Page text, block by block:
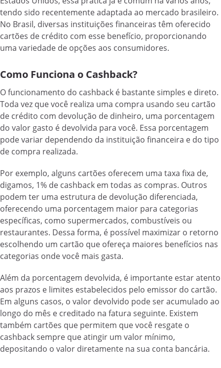
tendo sido recentemente adaptada ao mercado brasileiro.
No Brasil, diversas instituições financeiras têm oferecido
cartões de crédito com esse benefício, proporcionando
uma variedade de opções aos consumidores.
Como Funciona o Cashback?
O funcionamento do cashback é bastante simples e direto.
Toda vez que você realiza uma compra usando seu cartão
de crédito com devolução de dinheiro, uma porcentagem
do valor gasto é devolvida para você. Essa porcentagem
pode variar dependendo da instituição financeira e do tipo
de compra realizada.
Por exemplo, alguns cartões oferecem uma taxa fixa de,
digamos, 1% de cashback em todas as compras. Outros
podem ter uma estrutura de devolução diferenciada,
oferecendo uma porcentagem maior para categorias
específicas, como supermercados, combustíveis ou
restaurantes. Dessa forma, é possível maximizar o retorno
escolhendo um cartão que ofereça maiores benefícios nas
categorias onde você mais gasta.
Além da porcentagem devolvida, é importante estar atento
aos prazos e limites estabelecidos pelo emissor do cartão.
Em alguns casos, o valor devolvido pode ser acumulado ao
longo do mês e creditado na fatura seguinte. Existem
também cartões que permitem que você resgate o
cashback sempre que atingir um valor mínimo,
depositando o valor diretamente na sua conta bancária.